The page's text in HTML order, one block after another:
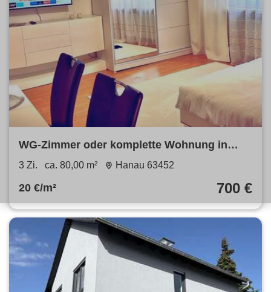
WG-Zimmer oder komplette Wohnung in
Hanau– möbliert –Sofort frei
3 Zi. ca. 80,00 m² Hanau 63452
20 €/m² 700 €